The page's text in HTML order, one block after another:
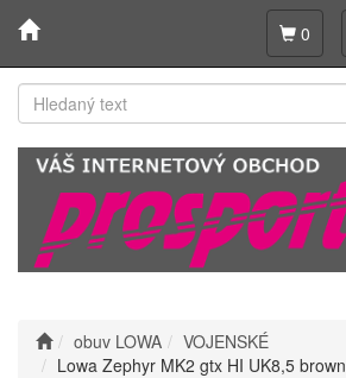
0
obuv LOWA
VOJENSKÉ
Lowa Zephyr MK2 gtx HI UK8,5 brown